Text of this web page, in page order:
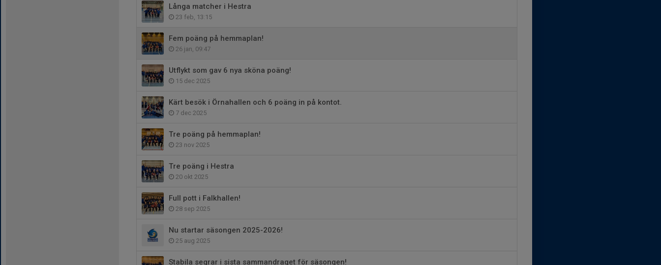
Långa matcher i Hestra
23 feb, 13:15
Fem poäng på hemmaplan!
26 jan, 09:47
Utflykt som gav 6 nya sköna poäng!
15 dec 2025
Kärt besök i Örnahallen och 6 poäng in på kontot.
7 dec 2025
Tre poäng på hemmaplan!
23 nov 2025
Tre poäng i Hestra
20 okt 2025
Full pott i Falkhallen!
28 sep 2025
Nu startar säsongen 2025-2026!
25 aug 2025
Stabila segrar i sista sammandraget för säsongen!